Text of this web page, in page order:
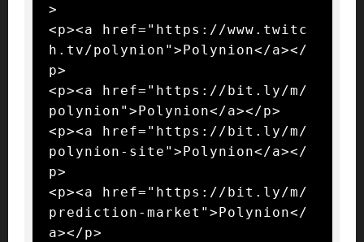
>
<p><a href="https://www.twitc
h.tv/polynion">Polynion</a></
p>
<p><a href="https://bit.ly/m/
polynion">Polynion</a></p>
<p><a href="https://bit.ly/m/
polynion-site">Polynion</a></
p>
<p><a href="https://bit.ly/m/
prediction-market">Polynion</
a></p>